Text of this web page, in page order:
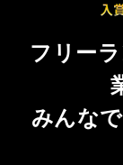
フリー
みんな